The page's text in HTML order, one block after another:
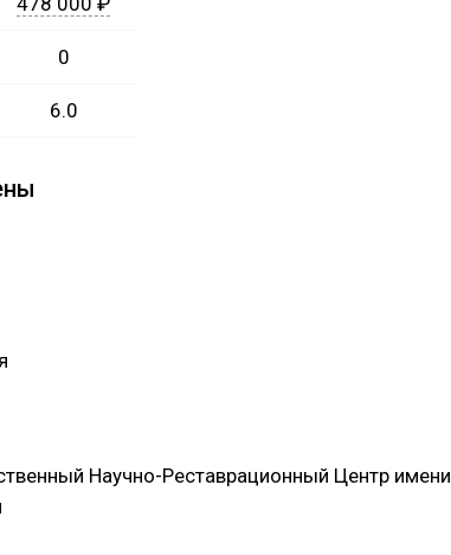
0
6.0
Научно-Реставрационный Центр имени